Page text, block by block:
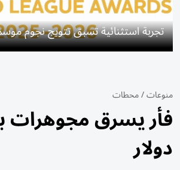
تجربة استثنائية تسبق تتويج نجوم
منوعات/محطات
دولار